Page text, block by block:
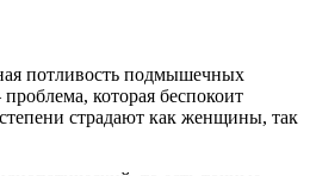
потливость подмышечных
которая беспокоит
страдают как женщины, так